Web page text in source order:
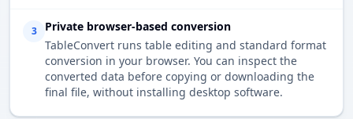
3
Private browser-based conversion
TableConvert runs table editing and standard format
conversion in your browser. You can inspect the
converted data before copying or downloading the
final file, without installing desktop software.